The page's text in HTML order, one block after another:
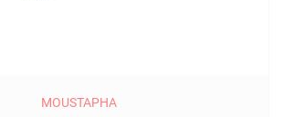
MOUSTAPHA